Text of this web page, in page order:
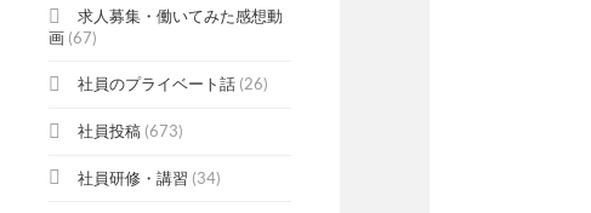
求人募集・働いてみた感想動
画 (67)
社員のプライベート話 (26)
社員投稿 (673)
社員研修・講習 (34)